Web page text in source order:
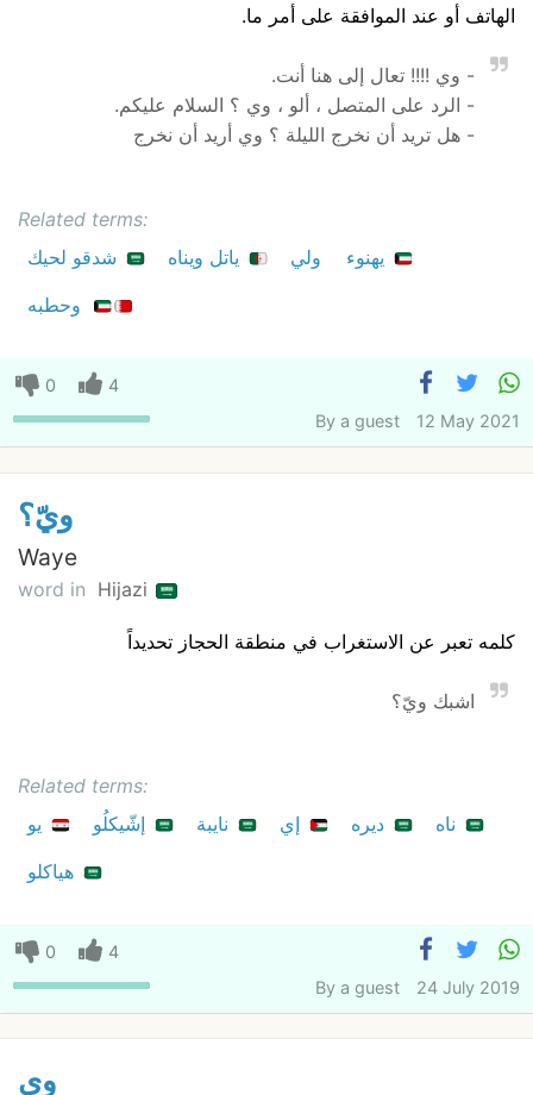
الهاتف أو عند الموافقة على أمر ما.
- وي !!!! تعال إلى هنا أنت.
- الرد على المتصل ، ألو ، وي ؟ السلام عليكم.
- هل تريد أن نخرج الليلة ؟ وي أريد أن نخرج
Related terms:
شدقو لحيك
ياتل ويناه ولي
يهنوء
وحطبه
0
4
By a guest 12 May 2021
ويّ؟
Waye
word in Hijazi
كلمه تعبر عن الاستغراب في منطقة الحجاز تحديداً
اشبك ويّ؟
Related terms:
يو
إشّيكلُو نايبة إي ديره
ناه
هياكلو
0
4
By a guest 24 July 2019
وي